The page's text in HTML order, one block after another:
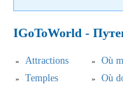
IGoToWorld -
Аttractions Où
Temples
Où